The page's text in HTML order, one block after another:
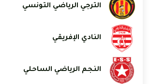
الترجي الرياضي التونسي
النادي الإفريقي
النجم الرياضي الساحلي